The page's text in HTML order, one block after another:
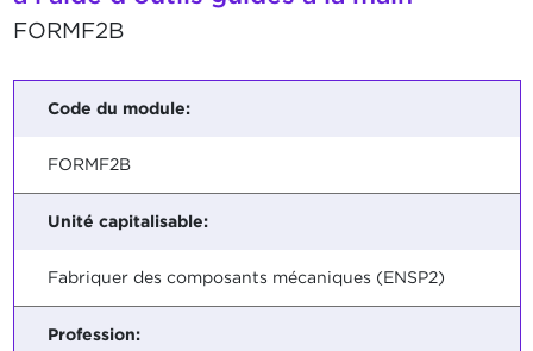
FORMF2B
Code du module:
FORMF2B
Unité capitalisable:
Fabriquer des composants mécaniques (ENSP2)
Profession: